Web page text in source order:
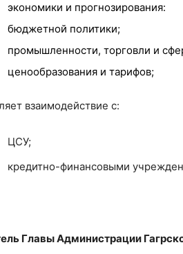
экономики и прогнозирования:
бюджетной политики;
промышленности, торговли и
ценообразования и тарифов;
взаимодействие с:
ЦСУ;
кредитно-финансовыми
Главы Администрации